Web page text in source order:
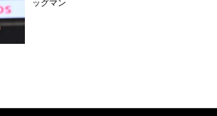
ッグマン